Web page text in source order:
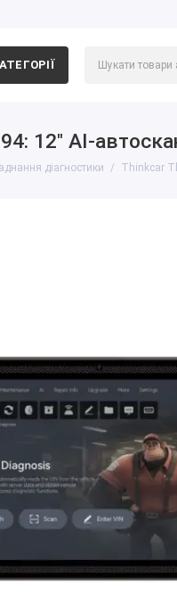
12″ AI-
діагностики Thinkcar